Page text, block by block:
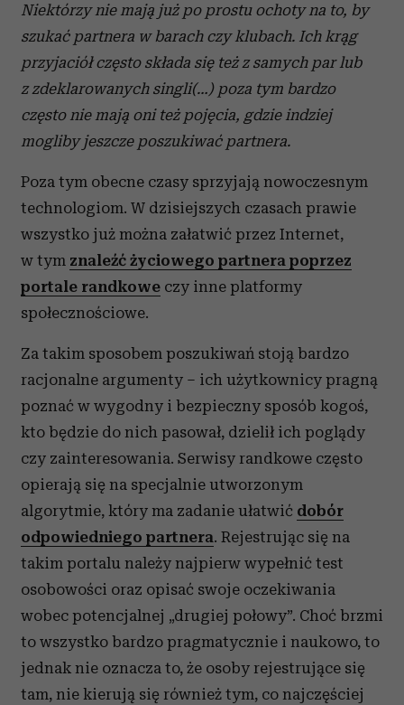
Niektórzy nie mają już po prostu ochoty na to, by
szukać partnera w barach czy klubach. Ich krąg
przyjaciół często składa się też z samych par lub
z zdeklarowanych singli(…) poza tym bardzo
często nie mają oni też pojęcia, gdzie indziej
mogliby jeszcze poszukiwać partnera.
Poza tym obecne czasy sprzyjają nowoczesnym
technologiom. W dzisiejszych czasach prawie
wszystko już można załatwić przez Internet,
w tym znaleźć życiowego partnera poprzez
portale randkowe czy inne platformy
społecznościowe.
Za takim sposobem poszukiwań stoją bardzo
racjonalne argumenty – ich użytkownicy pragną
poznać w wygodny i bezpieczny sposób kogoś,
kto będzie do nich pasował, dzielił ich poglądy
czy zainteresowania. Serwisy randkowe często
opierają się na specjalnie utworzonym
algorytmie, który ma zadanie ułatwić dobór
odpowiedniego partnera. Rejestrując się na
takim portalu należy najpierw wypełnić test
osobowości oraz opisać swoje oczekiwania
wobec potencjalnej „drugiej połowy”. Choć brzmi
to wszystko bardzo pragmatycznie i naukowo, to
jednak nie oznacza to, że osoby rejestrujące się
tam, nie kierują się również tym, co najczęściej